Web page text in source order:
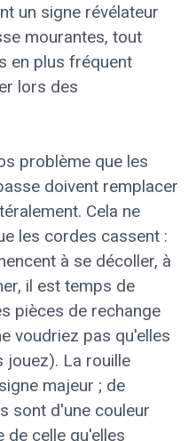
un signe révélateur
mourantes, tout
en plus fréquent
lors des
problème que les
doivent remplacer
Cela ne
les cordes cassent :
à se décoller, à
il est temps de
pièces de rechange
voudriez pas qu'elles
jouez). La rouille
majeur ; de
sont d'une couleur
celle qu'elles